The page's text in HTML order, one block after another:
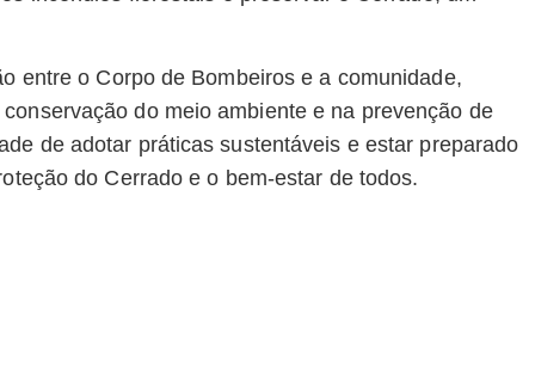
entre o Corpo de Bombeiros e a comunidade,
do meio ambiente e na prevenção de
de adotar práticas sustentáveis e estar preparado
do Cerrado e o bem-estar de todos.